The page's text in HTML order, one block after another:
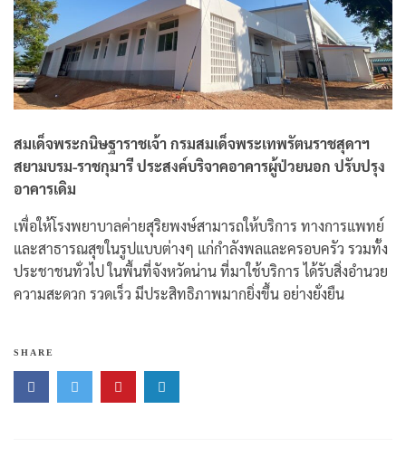
สมเด็จพระกนิษฐาราชเจ้า กรมสมเด็จพระเทพรัตนราชสุดาฯ
สยามบรม-ราชกุมารี ประสงค์บริจาคอาคารผู้ป่วยนอก ปรับปรุง
อาคารเดิม
เพื่อให้โรงพยาบาลค่ายสุริยพงษ์สามารถให้บริการ ทางการแพทย์
และสาธารณสุขในรูปแบบต่างๆ แก่กำลังพลและครอบครัว รวมทั้ง
ประชาชนทั่วไป ในพื้นที่จังหวัดน่าน ที่มาใช้บริการ ได้รับสิ่งอำนวย
ความสะดวก รวดเร็ว มีประสิทธิภาพมากยิ่งขึ้น อย่างยั่งยืน
SHARE